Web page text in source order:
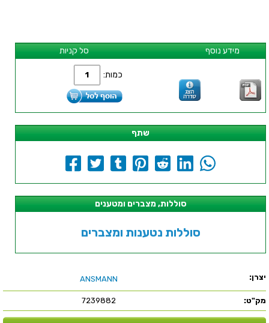
סל קניות מידע נוסף
כמות:
שתף
סוללות, מצברים ומטענים
סוללות נטענות ומצברים
יצרן: ANSMANN
מק"ט: 7239882